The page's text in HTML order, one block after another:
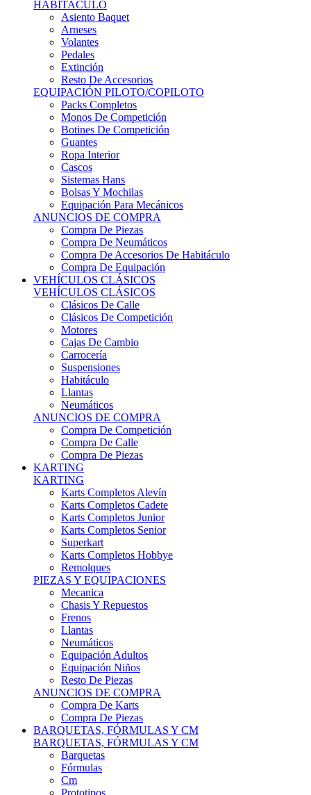
HABITACULO
Asiento Baquet
Arneses
Volantes
Pedales
Extinción
Resto De Accesorios
EQUIPACIÓN PILOTO/COPILOTO
Packs Completos
Monos De Competición
Botines De Competición
Guantes
Ropa Interior
Cascos
Sistemas Hans
Bolsas Y Mochilas
Equipación Para Mecánicos
ANUNCIOS DE COMPRA
Compra De Piezas
Compra De Neumáticos
Compra De Accesorios De Habitáculo
Compra De Equipación
VEHÍCULOS CLÁSICOS
VEHÍCULOS CLÁSICOS
Clásicos De Calle
Clásicos De Competición
Motores
Cajas De Cambio
Carrocería
Suspensiones
Habitáculo
Llantas
Neumáticos
ANUNCIOS DE COMPRA
Compra De Competición
Compra De Calle
Compra De Piezas
KARTING
KARTING
Karts Completos Alevín
Karts Completos Cadete
Karts Completos Junior
Karts Completos Senior
Superkart
Karts Completos Hobbye
Remolques
PIEZAS Y EQUIPACIONES
Mecanica
Chasis Y Repuestos
Frenos
Llantas
Neumáticos
Equipación Adultos
Equipación Niños
Resto De Piezas
ANUNCIOS DE COMPRA
Compra De Karts
Compra De Piezas
BARQUETAS, FÓRMULAS Y CM
BARQUETAS, FÓRMULAS Y CM
Barquetas
Fórmulas
Cm
Prototipos